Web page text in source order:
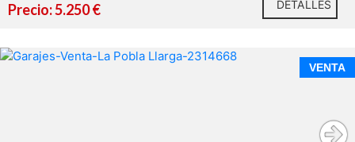
Precio: 5.250 € DETALLES
VENTA